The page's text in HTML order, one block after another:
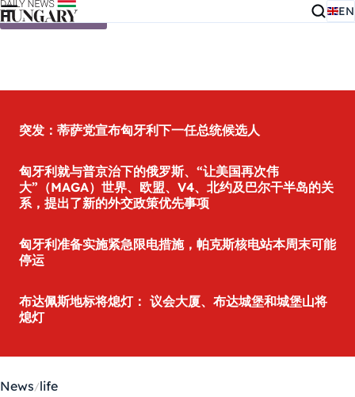
Skip to content EN
突发：蒂萨党宣布匈牙利下一任总统候选人
匈牙利就与普京治下的俄罗斯、“让美国再次伟
大”（MAGA）世界、欧盟、V4、北约及巴尔干半岛的关
系，提出了新的外交政策优先事项
匈牙利准备实施紧急限电措施，帕克斯核电站本周末可能
停运
布达佩斯地标将熄灯： 议会大厦、布达城堡和城堡山将
熄灯
News life